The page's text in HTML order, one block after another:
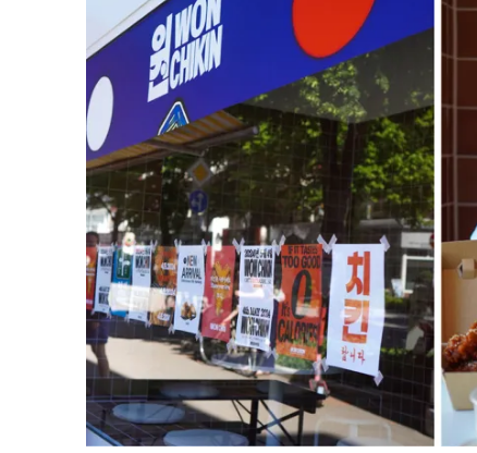
A post shared by Mit Vergnügen